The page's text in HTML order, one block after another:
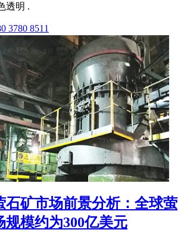
透明 .
3780 8511
石矿市场前景分析：全球萤
规模约为300亿美元